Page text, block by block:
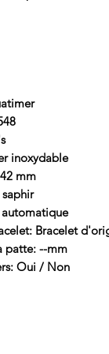
inoxydable
mm
Bracelet
patte: --mm
Oui / Non